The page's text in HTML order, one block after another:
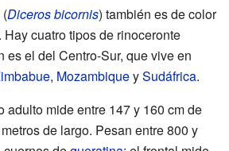
(Diceros bicornis) también es de color
cuatro tipos de rinoceronte
es el del Centro-Sur, que vive en
, MozambiqueySudáfrica.
adulto mide entre 147 y 160 cm de
de largo. Pesan entre 800 y